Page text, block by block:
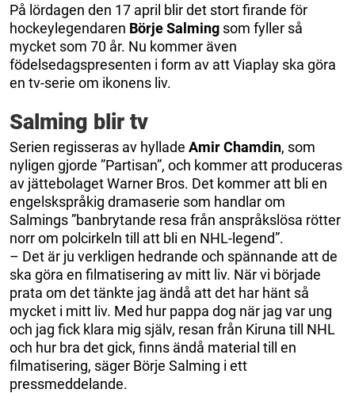
På lördagen den 17 april blir det stort firande för
hockeylegendaren Börje Salming som fyller så
mycket som 70 år. Nu kommer även
födelsedagspresenten i form av att Viaplay ska göra
en tv-serie om ikonens liv.
Salming blir tv
Serien regisseras av hyllade Amir Chamdin, som
nyligen gjorde ”Partisan”, och kommer att produceras
av jättebolaget Warner Bros. Det kommer att bli en
engelskspråkig dramaserie som handlar om
Salmings ”banbrytande resa från anspråkslösa rötter
norr om polcirkeln till att bli en NHL-legend”.
– Det är ju verkligen hedrande och spännande att de
ska göra en filmatisering av mitt liv. När vi började
prata om det tänkte jag ändå att det har hänt så
mycket i mitt liv. Med hur pappa dog när jag var ung
och jag fick klara mig själv, resan från Kiruna till NHL
och hur bra det gick, finns ändå material till en
filmatisering, säger Börje Salming i ett
pressmeddelande.